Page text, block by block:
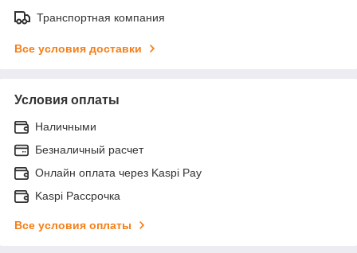
Транспортная компания
Все условия доставки
Условия оплаты
Наличными
Безналичный расчет
Онлайн оплата через Kaspi Pay
Kaspi Рассрочка
Все условия оплаты